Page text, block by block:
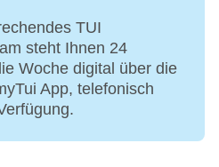
TUI
steht Ihnen 24
Woche digital über die
App, telefonisch